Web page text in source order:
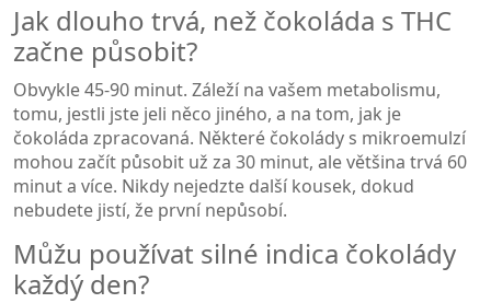
Jak dlouho trvá, než čokoláda s THC
začne působit?
Obvykle 45-90 minut. Záleží na vašem metabolismu,
tomu, jestli jste jeli něco jiného, a na tom, jak je
čokoláda zpracovaná. Některé čokolády s mikroemulzí
mohou začít působit už za 30 minut, ale většina trvá 60
minut a více. Nikdy nejedzte další kousek, dokud
nebudete jistí, že první nepůsobí.
Můžu používat silné indica čokolády
každý den?